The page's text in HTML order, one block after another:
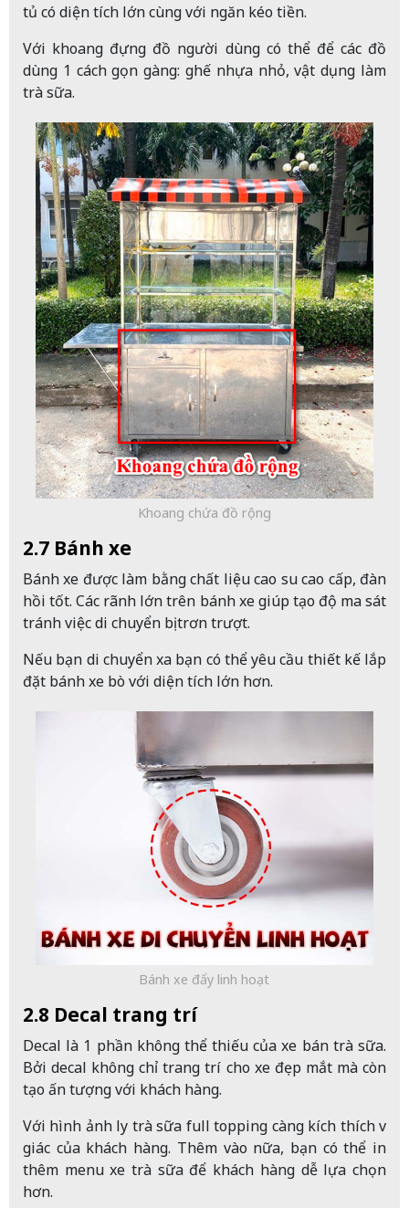
tủ có diện tích lớn cùng với ngăn kéo tiền.
Với khoang đựng đồ người dùng có thể để các đồ
dùng 1 cách gọn gàng: ghế nhựa nhỏ, vật dụng làm
trà sữa.
Khoang chứa đồ rộng
2.7 Bánh xe
Bánh xe được làm bằng chất liệu cao su cao cấp, đàn
hồi tốt. Các rãnh lớn trên bánh xe giúp tạo độ ma sát
tránh việc di chuyển bị trơn trượt.
Nếu bạn di chuyển xa bạn có thể yêu cầu thiết kế lắp
đặt bánh xe bò với diện tích lớn hơn.
Bánh xe đẩy linh hoạt
2.8 Decal trang trí
Decal là 1 phần không thể thiếu của xe bán trà sữa.
Bởi decal không chỉ trang trí cho xe đẹp mắt mà còn
tạo ấn tượng với khách hàng.
Với hình ảnh ly trà sữa full topping càng kích thích vị
giác của khách hàng. Thêm vào nữa, bạn có thể in
thêm menu xe trà sữa để khách hàng dễ lựa chọn
hơn.